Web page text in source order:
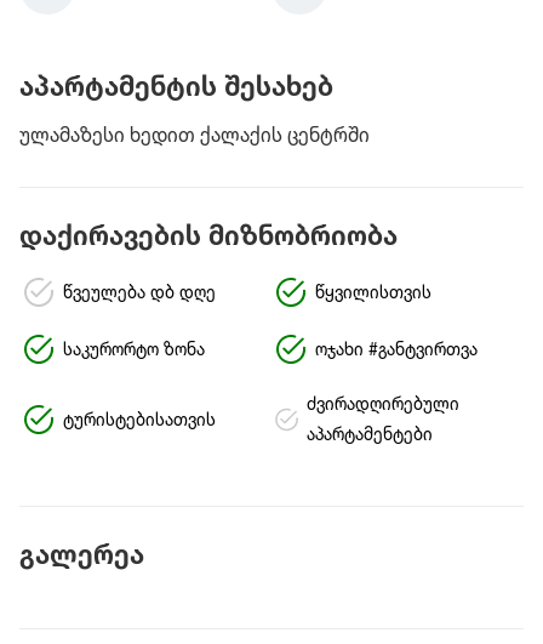
აპარტამენტის შესახებ
ულამაზესი ხედით ქალაქის ცენტრში
დაქირავების მიზნობრიობა
წვეულება დბ დღე წყვილისთვის
საკურორტო ზონა ოჯახი #განტვირთვა
ტურისტებისათვის
ძვირადღირებული
აპარტამენტები
გალერეა